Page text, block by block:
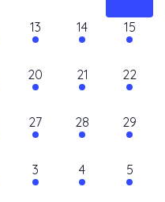
索
て
ビ
ゲ
ー
ナ
ン
ン
ベ
ン
10
イ
ン
13
10
イ
ン
14
10
イ
ン
15
9
イ
ン
20
9
イ
ン
21
10
イ
ン
22
10
イ
ン
27
9
イ
ン
28
10
イ
ン
29
6
イ
3
6
イ
4
6
イ
5